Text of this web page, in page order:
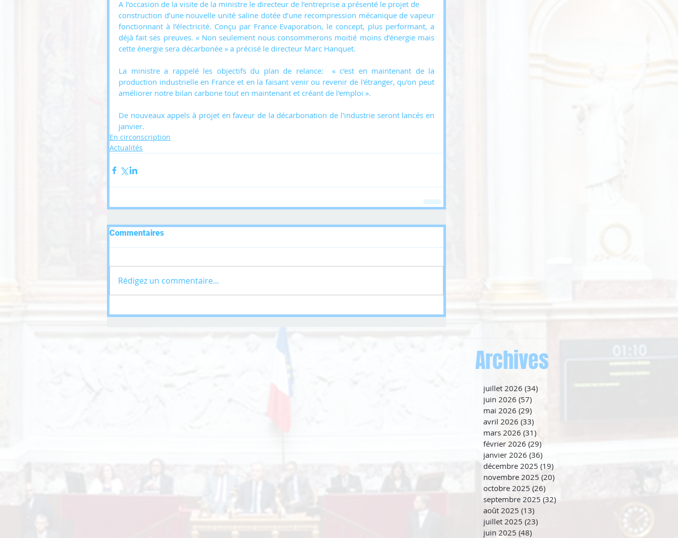
A l’occasion de la visite de la ministre le directeur de l’entreprise a présenté le projet de
construction d’une nouvelle unité saline dotée d’une recompression mécanique de vapeur
fonctionnant à l’électricité. Conçu par France Evaporation, le concept, plus performant, a
déjà fait ses preuves. « Non seulement nous consommerons moitié moins d’énergie mais
cette énergie sera décarbonée » a précisé le directeur Marc Hanquet.
La ministre a rappelé les objectifs du plan de relance:  « c'est en maintenant de la
production industrielle en France et en la faisant venir ou revenir de l'étranger, qu'on peut
améliorer notre bilan carbone tout en maintenant et créant de l'emploi ».
De nouveaux appels à projet en faveur de la décarbonation de l'industrie seront lancés en
janvier.
En circonscription
Actualités
Commentaires
Rédigez un commentaire...
Archives
juillet 2026 (34)
juin 2026 (57)
mai 2026 (29)
avril 2026 (33)
mars 2026 (31)
février 2026 (29)
janvier 2026 (36)
décembre 2025 (19)
novembre 2025 (20)
octobre 2025 (26)
septembre 2025 (32)
août 2025 (13)
juillet 2025 (23)
juin 2025 (48)